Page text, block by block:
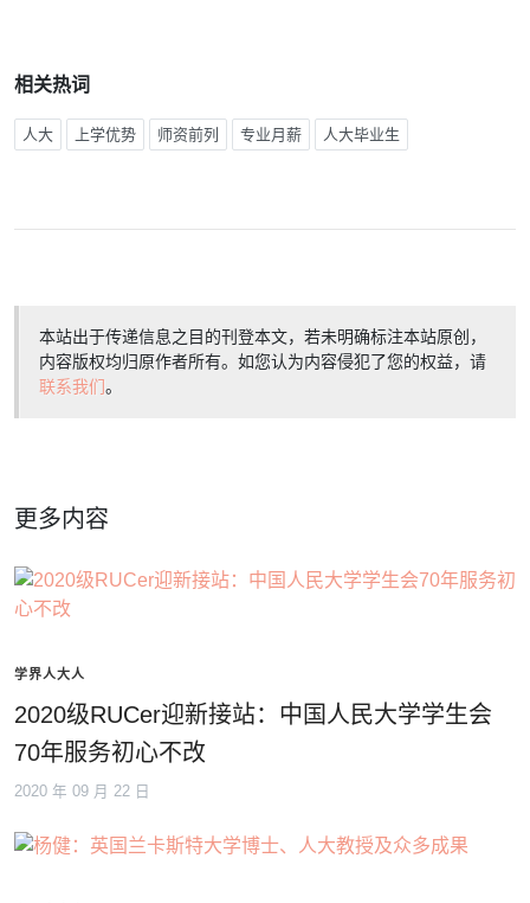
相关热词
人大 上学优势 师资前列 专业月薪 人大毕业生
本站出于传递信息之目的刊登本文，若未明确标注本站原创，
内容版权均归原作者所有。如您认为内容侵犯了您的权益，请
联系我们。
更多内容
学界人大人
2020级RUCer迎新接站：中国人民大学学生会
70年服务初心不改
2020 年 09 月 22 日